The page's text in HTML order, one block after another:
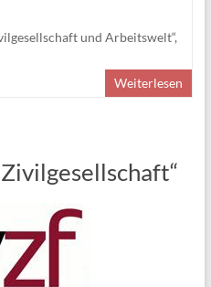
und Arbeitswelt“,
Weiterlesen